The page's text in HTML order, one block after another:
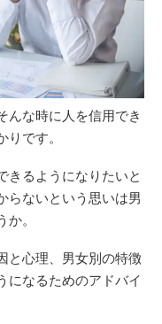
んな時に人を信用でき
です。
きるようになりたいと
らないという思いは男
。
と心理、男女別の特徴
になるためのアドバイ